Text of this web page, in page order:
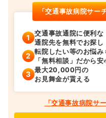
「交通事故病院サー
交通事故通院に便利な
通院先を無料でお探し
転院したい等のお悩み
「無料相談」だから安
最大20,000円の
お見舞金が貰える
「交通事故病院サ